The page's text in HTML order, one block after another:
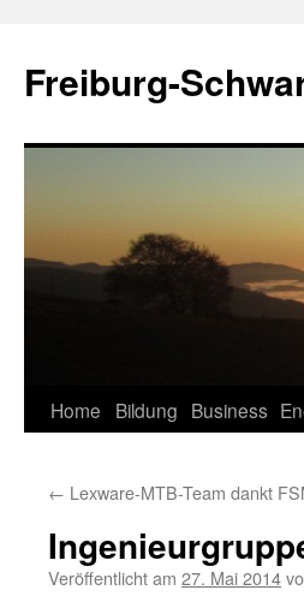
springen
Freiburg-
Home Bildung Business
← Lexware-MTB-Team dankt
Veröffentlicht am 27. Mai 2014